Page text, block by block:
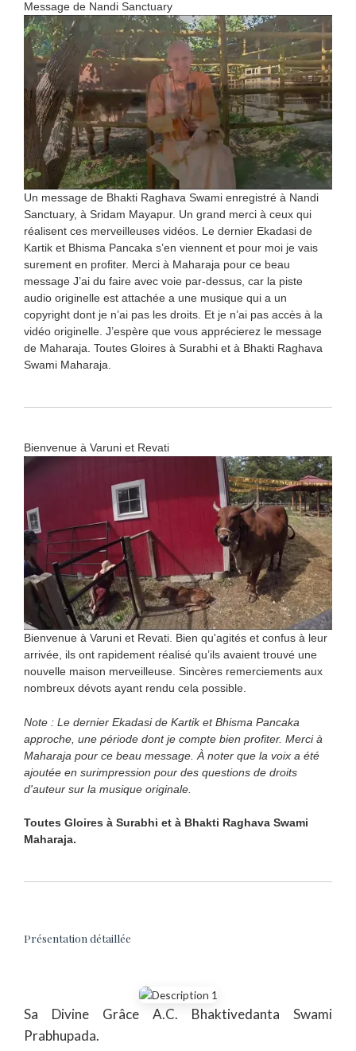
Message de Nandi Sanctuary
Un message de Bhakti Raghava Swami enregistré à Nandi
Sanctuary, à Sridam Mayapur. Un grand merci à ceux qui
réalisent ces merveilleuses vidéos. Le dernier Ekadasi de
Kartik et Bhisma Pancaka s’en viennent et pour moi je vais
surement en profiter. Merci à Maharaja pour ce beau
message J’ai du faire avec voie par-dessus, car la piste
audio originelle est attachée a une musique qui a un
copyright dont je n’ai pas les droits. Et je n’ai pas accès à la
vidéo originelle. J’espère que vous apprécierez le message
de Maharaja. Toutes Gloires à Surabhi et à Bhakti Raghava
Swami Maharaja.
Bienvenue à Varuni et Revati
Bienvenue à Varuni et Revati. Bien qu'agités et confus à leur
arrivée, ils ont rapidement réalisé qu’ils avaient trouvé une
nouvelle maison merveilleuse. Sincères remerciements aux
nombreux dévots ayant rendu cela possible.
Note : Le dernier Ekadasi de Kartik et Bhisma Pancaka
approche, une période dont je compte bien profiter. Merci à
Maharaja pour ce beau message. À noter que la voix a été
ajoutée en surimpression pour des questions de droits
d'auteur sur la musique originale.
Toutes Gloires à Surabhi et à Bhakti Raghava Swami
Maharaja.
Présentation détaillée
Sa Divine Grâce A.C. Bhaktivedanta Swami
Prabhupada.